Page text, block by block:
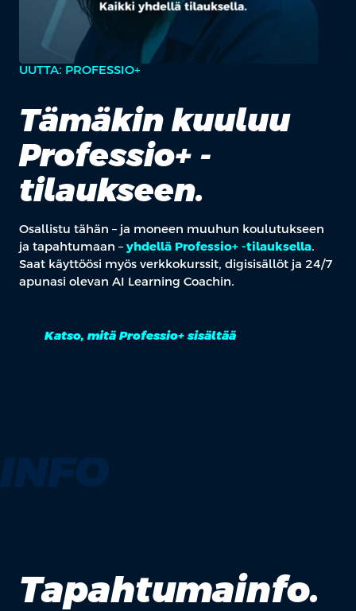
UUTTA: PROFESSIO+
Tämäkin kuuluu
Professio+ -
tilaukseen.
Osallistu tähän – ja moneen muuhun koulutukseen
ja tapahtumaan – yhdellä Professio+ -tilauksella.
Saat käyttöösi myös verkkokurssit, digisisällöt ja 24/7
apunasi olevan AI Learning Coachin.
Katso, mitä Professio+ sisältää
Tapahtumainfo.